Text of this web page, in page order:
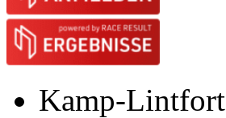
Kamp-Lintfort